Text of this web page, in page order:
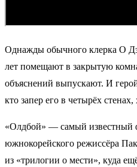
Однажды обычного клерка О
лет помещают в закрытую
объяснений выпускают. И
кто запер его в четырёх стенах,
«Олдбой» — самый известный
южнокорейского режиссёра
из «трилогии о мести», куда